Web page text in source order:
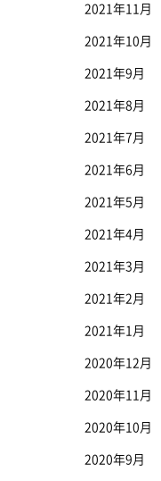
2021年11月
2021年10月
2021年9月
2021年8月
2021年7月
2021年6月
2021年5月
2021年4月
2021年3月
2021年2月
2021年1月
2020年12月
2020年11月
2020年10月
2020年9月